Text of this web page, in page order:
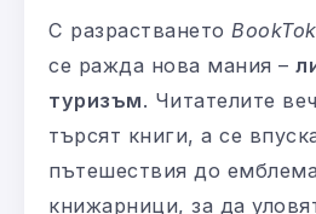
С разрастването BookTok
се ражда нова мания –
туризъм. Читателите
търсят книги, а се
пътешествия до
книжарници, за да